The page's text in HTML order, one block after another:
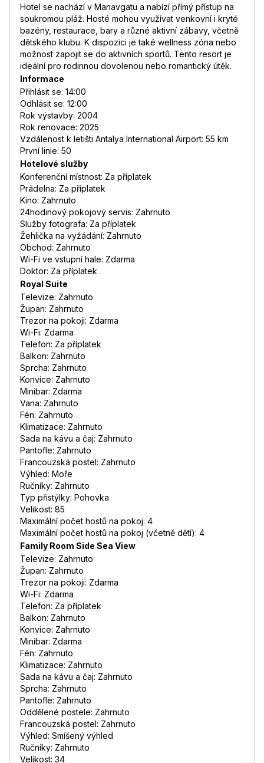
Hotel se nachází v Manavgatu a nabízí přímý přístup na
soukromou pláž. Hosté mohou využívat venkovní i kryté
bazény, restaurace, bary a různé aktivní zábavy, včetně
dětského klubu. K dispozici je také wellness zóna nebo
možnost zapojit se do aktivních sportů. Tento resort je
ideální pro rodinnou dovolenou nebo romantický útěk.
Informace
Přihlásit se: 14:00
Odhlásit se: 12:00
Rok výstavby: 2004
Rok renovace: 2025
Vzdálenost k letišti Antalya International Airport: 55 km
První linie: 50
Hotelové služby
Konferenční místnost: Za příplatek
Prádelna: Za příplatek
Kino: Zahrnuto
24hodinový pokojový servis: Zahrnuto
Služby fotografa: Za příplatek
Žehlička na vyžádání: Zahrnuto
Obchod: Zahrnuto
Wi-Fi ve vstupní hale: Zdarma
Doktor: Za příplatek
Royal Suite
Televize: Zahrnuto
Župan: Zahrnuto
Trezor na pokoji: Zdarma
Wi-Fi: Zdarma
Telefon: Za příplatek
Balkon: Zahrnuto
Sprcha: Zahrnuto
Konvice: Zahrnuto
Minibar: Zdarma
Vana: Zahrnuto
Fén: Zahrnuto
Klimatizace: Zahrnuto
Sada na kávu a čaj: Zahrnuto
Pantofle: Zahrnuto
Francouzská postel: Zahrnuto
Výhled: Moře
Ručníky: Zahrnuto
Typ přistýlky: Pohovka
Velikost: 85
Maximální počet hostů na pokoj: 4
Maximální počet hostů na pokoj (včetně dětí): 4
Family Room Side Sea View
Televize: Zahrnuto
Župan: Zahrnuto
Trezor na pokoji: Zdarma
Wi-Fi: Zdarma
Telefon: Za příplatek
Balkon: Zahrnuto
Konvice: Zahrnuto
Minibar: Zdarma
Fén: Zahrnuto
Klimatizace: Zahrnuto
Sada na kávu a čaj: Zahrnuto
Sprcha: Zahrnuto
Pantofle: Zahrnuto
Oddělené postele: Zahrnuto
Francouzská postel: Zahrnuto
Výhled: Smíšený výhled
Ručníky: Zahrnuto
Velikost: 34